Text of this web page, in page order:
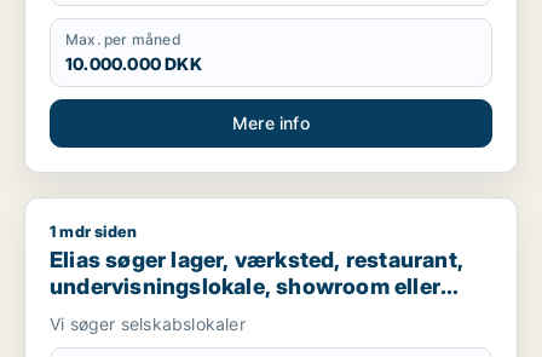
Max. per måned
10.000.000 DKK
Mere info
Elias søger lager, værksted, restaurant,
1 mdr siden
Elias søger lager, værksted, restaurant,
undervisningslokale, showroom eller
garage til leje i København K, København
S eller Ørestad m.fl.
Vi søger selskabslokaler